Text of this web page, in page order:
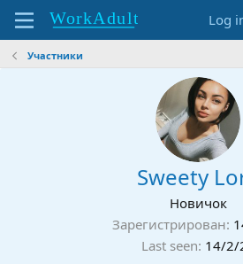
Log
Участники
Sweety
Новичок
Зарегистрирован
Last seen 14/2/